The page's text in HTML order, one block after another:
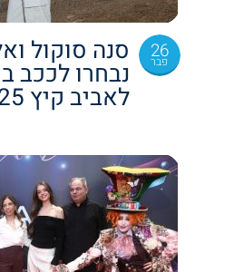
26
פבר סנה סוקול
נבחרו לככב
לאביב קיץ 2025